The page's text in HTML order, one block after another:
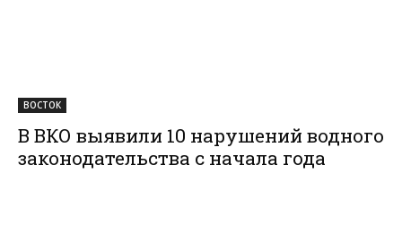
ВОСТОК
В ВКО выявили 10 нарушений водного
законодательства с начала года